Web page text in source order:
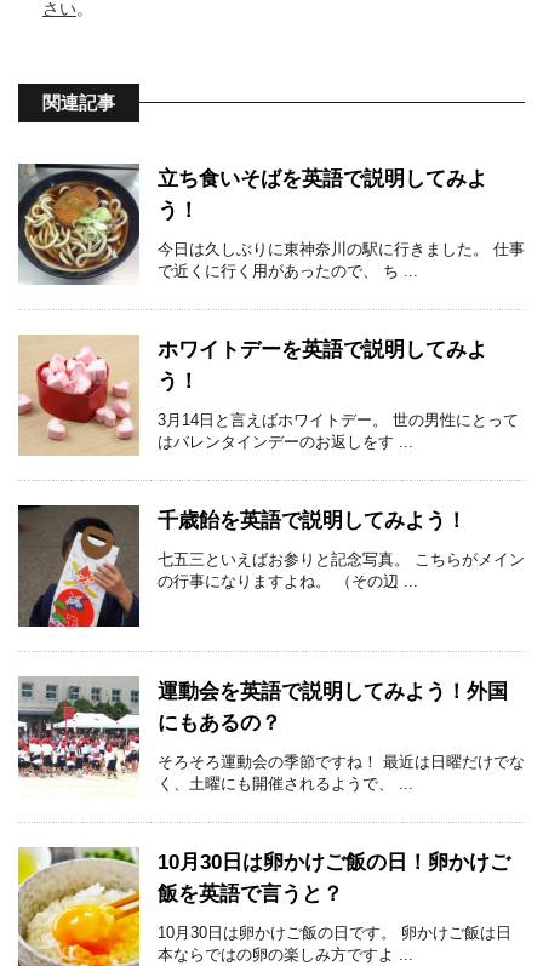
さい。
関連記事
立ち食いそばを英語で説明してみよ
う！
今日は久しぶりに東神奈川の駅に行きました。 仕事
で近くに行く用があったので、 ち ...
ホワイトデーを英語で説明してみよ
う！
3月14日と言えばホワイトデー。 世の男性にとって
はバレンタインデーのお返しをす ...
千歳飴を英語で説明してみよう！
七五三といえばお参りと記念写真。 こちらがメイン
の行事になりますよね。 （その辺 ...
運動会を英語で説明してみよう！外国
にもあるの？
そろそろ運動会の季節ですね！ 最近は日曜だけでな
く、土曜にも開催されるようで、 ...
10月30日は卵かけご飯の日！卵かけご
飯を英語で言うと？
10月30日は卵かけご飯の日です。 卵かけご飯は日
本ならではの卵の楽しみ方ですよ ...